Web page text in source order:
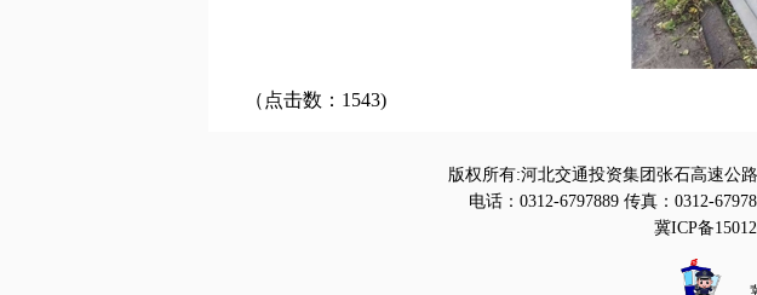
（点击数：1543)
版权所有:河北交通投资集团张石高速公
电话：0312-6797889 传真：0312-
冀ICP备